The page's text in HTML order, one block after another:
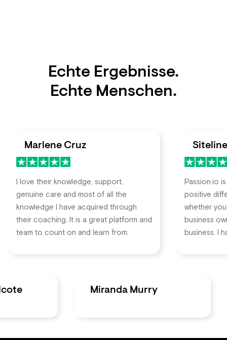
Echte Ergebnisse.
Echte Menschen.
Marlene Cruz
I love their knowledge, support,
genuine care and most of all the
knowledge I have acquired through
their coaching. It is a great platform and
team to count on and learn from.
Passion.io
positive
whether
business
business. I
Miranda Murry